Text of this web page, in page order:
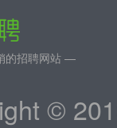
的招聘网站 —
©